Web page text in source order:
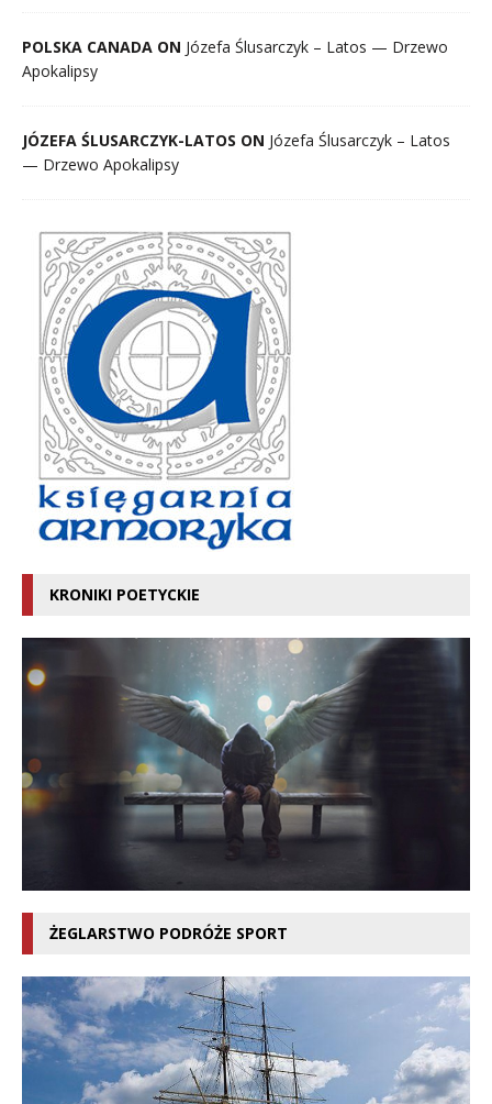
POLSKA CANADA ON Józefa Ślusarczyk – Latos — Drzewo
Apokalipsy
JÓZEFA ŚLUSARCZYK-LATOS ON Józefa Ślusarczyk – Latos
— Drzewo Apokalipsy
KRONIKI POETYCKIE
ŻEGLARSTWO PODRÓŻE SPORT